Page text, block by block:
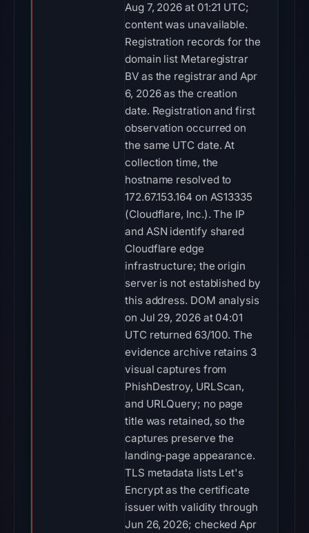
Aug 7, 2026 at 01:21 UTC;
content was unavailable.
Registration records for the
domain list Metaregistrar
BV as the registrar and Apr
6, 2026 as the creation
date. Registration and first
observation occurred on
the same UTC date. At
collection time, the
hostname resolved to
172.67.153.164 on AS13335
(Cloudflare, Inc.). The IP
and ASN identify shared
Cloudflare edge
infrastructure; the origin
server is not established by
this address. DOM analysis
on Jul 29, 2026 at 04:01
UTC returned 63/100. The
evidence archive retains 3
visual captures from
PhishDestroy, URLScan,
and URLQuery; no page
title was retained, so the
captures preserve the
landing-page appearance.
TLS metadata lists Let's
Encrypt as the certificate
issuer with validity through
Jun 26, 2026; checked Apr